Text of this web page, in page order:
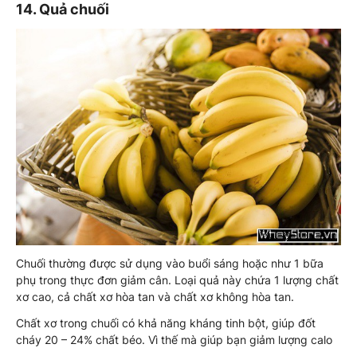
14. Quả chuối
Chuối thường được sử dụng vào buổi sáng hoặc như 1 bữa
phụ trong thực đơn giảm cân. Loại quả này chứa 1 lượng chất
xơ cao, cả chất xơ hòa tan và chất xơ không hòa tan.
Chất xơ trong chuối có khả năng kháng tinh bột, giúp đốt
cháy 20 – 24% chất béo. Vì thế mà giúp bạn giảm lượng calo